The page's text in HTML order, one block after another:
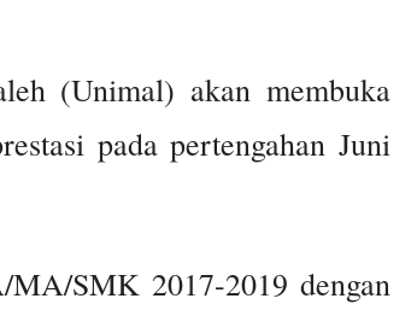
(Unimal) akan membuka
pada pertengahan Juni
SMK 2017-2019 dengan